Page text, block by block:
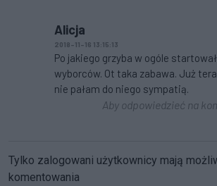
Alicja
2018-11-16 13:15:13
Po jakiego grzyba w ogóle
wyborców. Ot taka zabawa. Już
nie pałam do niego sympatią.
Aby odpowiedzieć na
Tylko zalogowani użytkownicy mają
komentowania